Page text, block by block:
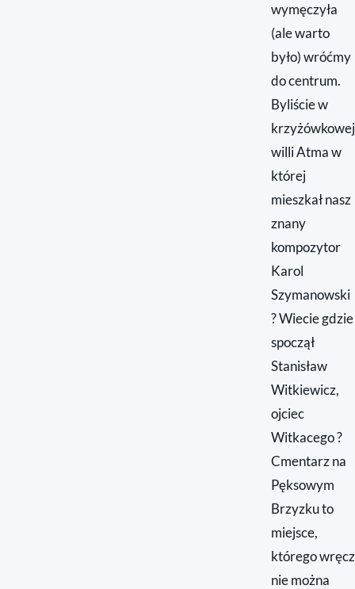
wymęczyła
(ale warto
było) wróćmy
do centrum.
Byliście w
krzyżówkowej
willi Atma w
której
mieszkał nasz
znany
kompozytor
Karol
Szymanowski
? Wiecie gdzie
spoczął
Stanisław
Witkiewicz,
ojciec
Witkacego ?
Cmentarz na
Pęksowym
Brzyzku to
miejsce,
którego wręcz
nie można